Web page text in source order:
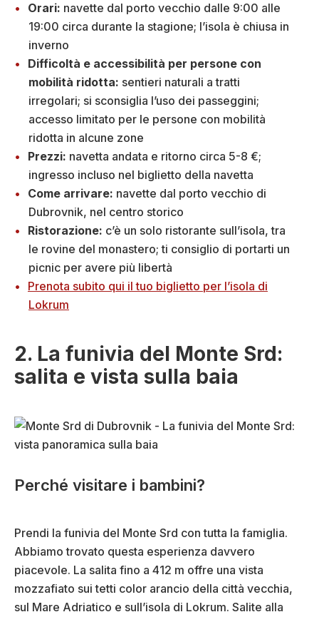
Orari: navette dal porto vecchio dalle 9:00 alle
19:00 circa durante la stagione; l’isola è chiusa in
inverno
Difficoltà e accessibilità per persone con
mobilità ridotta: sentieri naturali a tratti
irregolari; si sconsiglia l’uso dei passeggini;
accesso limitato per le persone con mobilità
ridotta in alcune zone
Prezzi: navetta andata e ritorno circa 5-8 €;
ingresso incluso nel biglietto della navetta
Come arrivare: navette dal porto vecchio di
Dubrovnik, nel centro storico
Ristorazione: c’è un solo ristorante sull’isola, tra
le rovine del monastero; ti consiglio di portarti un
picnic per avere più libertà
Prenota subito qui il tuo biglietto per l’isola di
Lokrum
2. La funivia del Monte Srd:
salita e vista sulla baia
Perché visitare i bambini?
Prendi la funivia del Monte Srd con tutta la famiglia.
Abbiamo trovato questa esperienza davvero
piacevole. La salita fino a 412 m offre una vista
mozzafiato sui tetti color arancio della città vecchia,
sul Mare Adriatico e sull’isola di Lokrum. Salite alla